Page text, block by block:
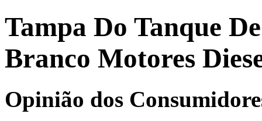
Tampa Do Tanque
Branco Motores
Opinião dos